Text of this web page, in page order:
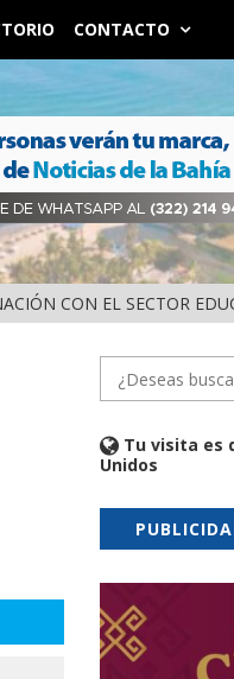
CONTACTO
CON EL SECTOR
Tu visita es
Unidos